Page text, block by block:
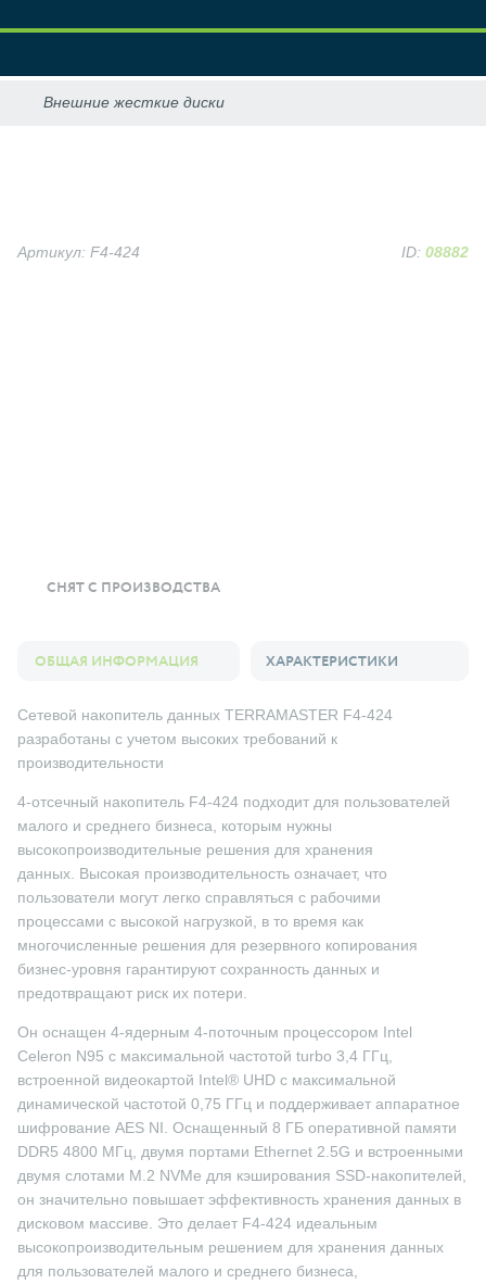
СНЯТ С ПРОИЗВОДСТВА
Артикул: F4-424 ID: 08882
ОБЩАЯ ИНФОРМАЦИЯ ХАРАКТЕРИСТИКИ
Сетевой накопитель данных TERRAMASTER F4-424
разработаны с учетом высоких требований к
производительности
4-отсечный накопитель F4-424 подходит для пользователей
малого и среднего бизнеса, которым нужны
высокопроизводительные решения для хранения
данных. Высокая производительность означает, что
пользователи могут легко справляться с рабочими
процессами с высокой нагрузкой, в то время как
многочисленные решения для резервного копирования
бизнес-уровня гарантируют сохранность данных и
предотвращают риск их потери.
Он оснащен 4-ядерным 4-поточным процессором Intel
Celeron N95 с максимальной частотой turbo 3,4 ГГц,
встроенной видеокартой Intel® UHD с максимальной
динамической частотой 0,75 ГГц и поддерживает аппаратное
шифрование AES NI. Оснащенный 8 ГБ оперативной памяти
DDR5 4800 МГц, двумя портами Ethernet 2.5G и встроенными
двумя слотами M.2 NVMe для кэширования SSD-накопителей,
он значительно повышает эффективность хранения данных в
дисковом массиве. Это делает F4-424 идеальным
высокопроизводительным решением для хранения данных
для пользователей малого и среднего бизнеса,